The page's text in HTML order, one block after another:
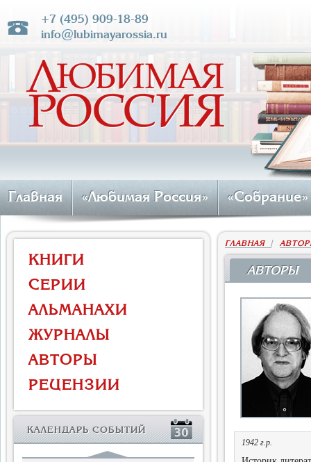
+7 (495) 909-18-89
info@lubimayarossia.ru
Главная «Любимая Россия» «Собрание»
КНИГИ
СЕРИИ
АЛЬМАНАХИ
ЖУРНАЛЫ
АВТОРЫ
РЕЦЕНЗИИ
КАЛЕНДАРЬ СОБЫТИЙ
Власть и церковь
Противостояние во время
массового голода
История и историческая
исторической мысли
ГЛАВНАЯ |
АВТОРЫ
1942 г.р.